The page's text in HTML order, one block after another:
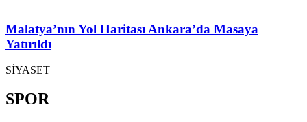
Malatya’nın Yol Haritası Ankara’da Masaya
Yatırıldı
SİYASET
SPOR